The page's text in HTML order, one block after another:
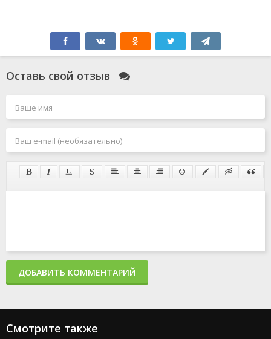
Оставь свой отзыв
ДОБАВИТЬ КОММЕНТАРИЙ
Смотрите также